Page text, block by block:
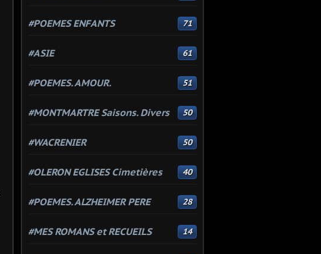
#POEMES ENFANTS 71
#ASIE 61
#POEMES. AMOUR. 51
#MONTMARTRE Saisons. Divers 50
#WACRENIER 50
#OLERON EGLISES Cimetières 40
#POEMES. ALZHEIMER PERE 28
#MES ROMANS et RECUEILS 14